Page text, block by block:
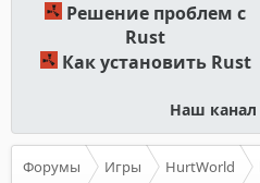
Решение проблем с
Rust
Как установить Rust
Наш канал
Форумы Игры HurtWorld